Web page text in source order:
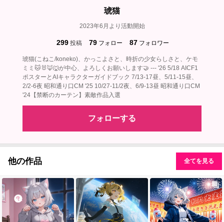
琥猫
2023年6月より活動開始
299 投稿 79 フォロー 87 フォロワー
琥猫(こねこ/koneko)、かっこよさと、時折の少女らしさと、ケモ
ミミ🐱🐰🦊🐺が中心、よろしくお願いします🤝 --- '26 5/18 AICF1
ポスターとAIキャラクターガイドブック 7/13-17昼、5/11-15昼、
2/2-6夜 昭和通り口CM '25 10/27-11/2夜、6/9-13昼 昭和通り口CM
'24【禁断のカーテン】素敵作品入選
フォローする
他の作品 全てを見る